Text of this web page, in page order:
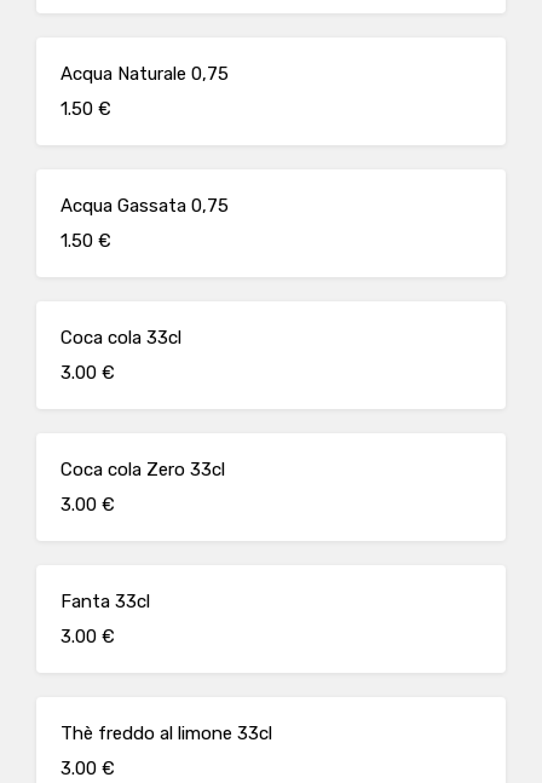
Acqua Naturale 0,75
1.50 €
Acqua Gassata 0,75
1.50 €
Coca cola 33cl
3.00 €
Coca cola Zero 33cl
3.00 €
Fanta 33cl
3.00 €
Thè freddo al limone 33cl
3.00 €